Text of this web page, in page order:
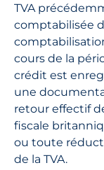
TVA
comptabilisée
cours de la
crédit est
une
retour effectif
fiscale
ou toute
de la TVA.